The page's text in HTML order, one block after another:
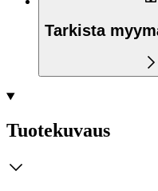
Tarkista
Tuotekuvaus